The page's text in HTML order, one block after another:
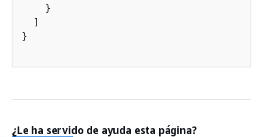
    }
  ]
}
¿Le ha servido de ayuda esta página?